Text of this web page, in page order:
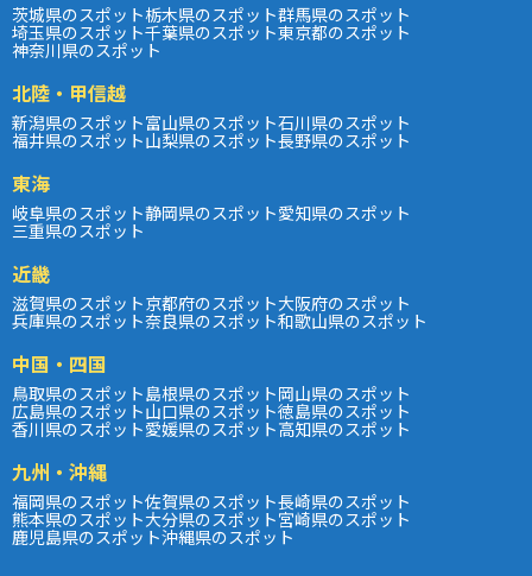
茨城県のスポット栃木県のスポット群馬県のスポット
埼玉県のスポット千葉県のスポット東京都のスポット
神奈川県のスポット
北陸・甲信越
新潟県のスポット富山県のスポット石川県のスポット
福井県のスポット山梨県のスポット長野県のスポット
東海
岐阜県のスポット静岡県のスポット愛知県のスポット
三重県のスポット
近畿
滋賀県のスポット京都府のスポット大阪府のスポット
兵庫県のスポット奈良県のスポット和歌山県のスポット
中国・四国
鳥取県のスポット島根県のスポット岡山県のスポット
広島県のスポット山口県のスポット徳島県のスポット
香川県のスポット愛媛県のスポット高知県のスポット
九州・沖縄
福岡県のスポット佐賀県のスポット長崎県のスポット
熊本県のスポット大分県のスポット宮崎県のスポット
鹿児島県のスポット沖縄県のスポット